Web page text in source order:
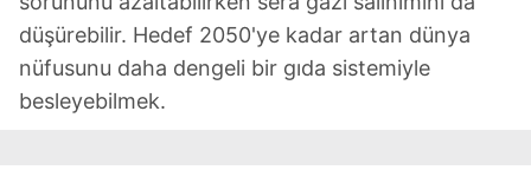
düşürebilir. Hedef 2050'ye kadar artan dünya
nüfusunu daha dengeli bir gıda sistemiyle
besleyebilmek.